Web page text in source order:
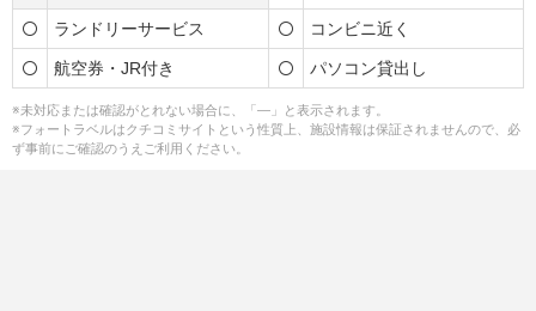
ランドリーサービス コンビニ近く
航空券・JR付き パソコン貸出し
※未対応または確認がとれない場合に、「―」と表示されます。
※フォートラベルはクチコミサイトという性質上、施設情報は保証されませんので、必
ず事前にご確認のうえご利用ください。